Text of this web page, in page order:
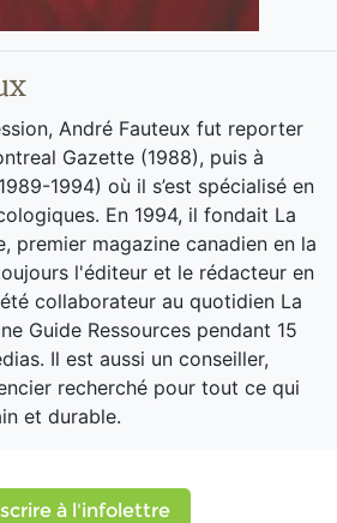
André Fauteux fut reporter
Gazette (1988), puis à
1994) où il s’est spécialisé en
En 1994, il fondait La
premier magazine canadien en la
l'éditeur et le rédacteur en
collaborateur au quotidien La
Guide Ressources pendant 15
Il est aussi un conseiller,
recherché pour tout ce qui
et durable.
à l'infolettre